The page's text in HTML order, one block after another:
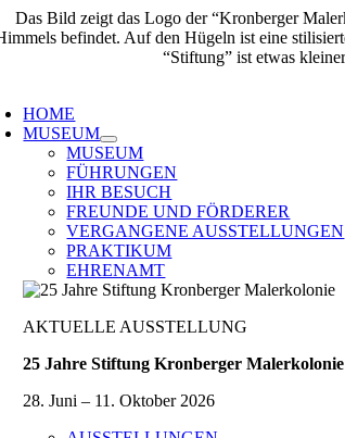
Zum
Inhalt
HOME
MUSEUM
MUSEUM
FÜHRUNGEN
IHR BESUCH
FREUNDE UND FÖRDERER
VERGANGENE AUSSTELLUNGEN
PRAKTIKUM
EHRENAMT
AKTUELLE AUSSTELLUNG
25 Jahre Stiftung Kronberger Malerkolonie
28. Juni – 11. Oktober 2026